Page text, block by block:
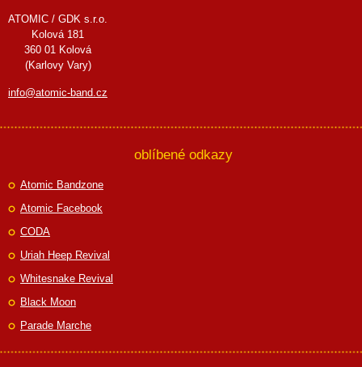
ATOMIC / GDK s.r.o.
Kolová 181
360 01 Kolová
(Karlovy Vary)
info@atomic-band.cz
oblíbené odkazy
Atomic Bandzone
Atomic Facebook
CODA
Uriah Heep Revival
Whitesnake Revival
Black Moon
Parade Marche